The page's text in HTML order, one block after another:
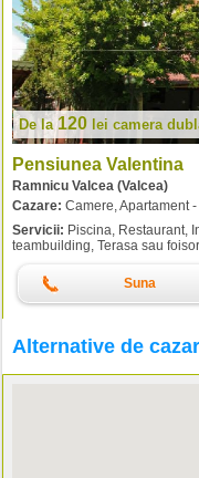
De la 120 lei camera
Pensiunea Valentina
Ramnicu Valcea (Valcea)
Cazare: Camere, Apartament
Servicii: Piscina, Restaurant,
teambuilding, Terasa sau foisor
Suna
Alternative de